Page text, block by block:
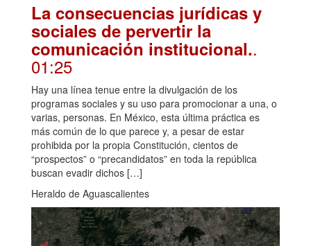
La consecuencias jurídicas y
sociales de pervertir la
comunicación institucional..
01:25
Hay una línea tenue entre la divulgación de los
programas sociales y su uso para promocionar a una, o
varias, personas. En México, esta última práctica es
más común de lo que parece y, a pesar de estar
prohibida por la propia Constitución, cientos de
“prospectos” o “precandidatos” en toda la república
buscan evadir dichos […]
Heraldo de Aguascalientes